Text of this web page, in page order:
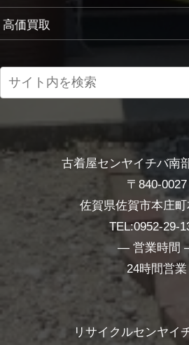
高価買取
古着屋センヤイチバ南
〒840-0027
佐賀県佐賀市本庄町
TEL:0952-29-
― 営業時間
24時間営業
リサイクルセンヤイ